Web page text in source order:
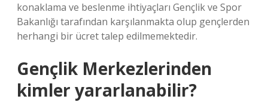
konaklama ve beslenme ihtiyaçları Gençlik ve Spor
Bakanlığı tarafından karşılanmakta olup gençlerden
herhangi bir ücret talep edilmemektedir.
Gençlik Merkezlerinden
kimler yararlanabilir?